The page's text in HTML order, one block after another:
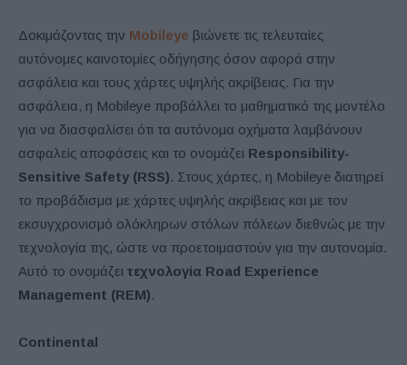
Δοκιμάζοντας την Mobileye βιώνετε τις τελευταίες
αυτόνομες καινοτομίες οδήγησης όσον αφορά στην
ασφάλεια και τους χάρτες υψηλής ακρίβειας. Για την
ασφάλεια, η Mobileye προβάλλει το μαθηματικό της μοντέλο
για να διασφαλίσει ότι τα αυτόνομα οχήματα λαμβάνουν
ασφαλείς αποφάσεις και το ονομάζει Responsibility-
Sensitive Safety (RSS). Στους χάρτες, η Mobileye διατηρεί
το προβάδισμα με χάρτες υψηλής ακρίβειας και με τον
εκσυγχρονισμό ολόκληρων στόλων πόλεων διεθνώς με την
τεχνολογία της, ώστε να προετοιμαστούν για την αυτονομία.
Αυτό το ονομάζει τεχνολογία Road Experience
Management (REM).
Continental